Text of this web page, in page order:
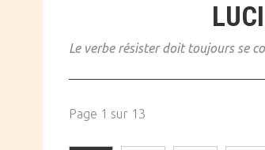
Le verbe résister doit toujours se
Page 1 sur 13